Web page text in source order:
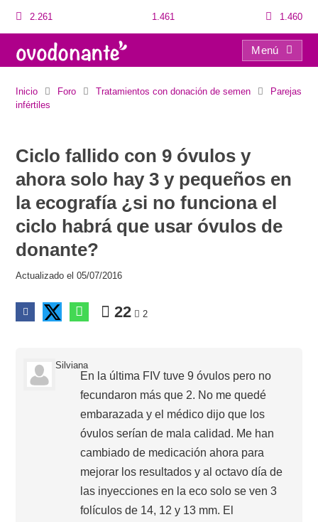
2.261 1.461 1.460
Menú
Inicio Foro Tratamientos con donación de semen
Parejas
infértiles
Ciclo fallido con 9 óvulos y
ahora solo hay 3 y pequeños en
la ecografía ¿si no funciona el
ciclo habrá que usar óvulos de
donante?
Actualizado el 05/07/2016
22 2
Silviana
En la última FIV tuve 9 óvulos pero no
fecundaron más que 2. No me quedé
embarazada y el médico dijo que los
óvulos serían de mala calidad. Me han
cambiado de medicación ahora para
mejorar los resultados y al octavo día de
las inyecciones en la eco solo se ven 3
folículos de 14, 12 y 13 mm. El